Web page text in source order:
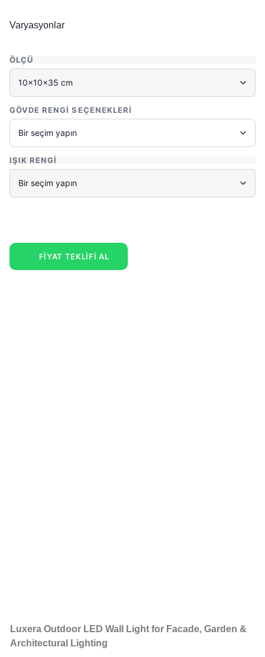
Varyasyonlar
ÖLÇÜ
GÖVDE RENGI SEÇENEKLERI
IŞIK RENGI
FİYAT TEKLİFİ AL
Luxera Outdoor LED Wall Light for Facade, Garden &
Architectural Lighting